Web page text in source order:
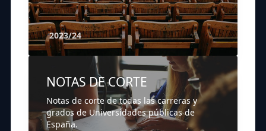
2023/24
NOTAS DE CORTE
Notas de corte de todas las carreras y
grados de Universidades públicas de
España.